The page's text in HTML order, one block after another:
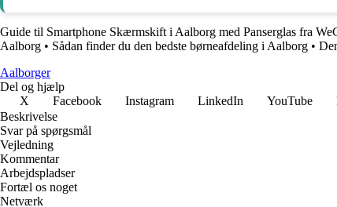
Guide til Smartphone Skærmskift i Aalborg med Panserglas fra
Aalborg • Sådan finder du den bedste børneafdeling i Aalborg •
Aalborger
Del og hjælp
X
Facebook Instagram LinkedIn YouTube
Beskrivelse
Svar på spørgsmål
Vejledning
Kommentar
Arbejdspladser
Fortæl os noget
Netværk